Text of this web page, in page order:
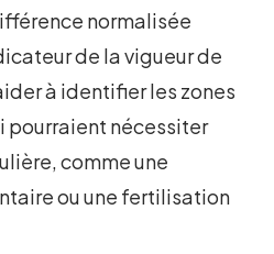
normalisée
de la vigueur de
à identifier les zones
pourraient nécessiter
comme une
ou une fertilisation